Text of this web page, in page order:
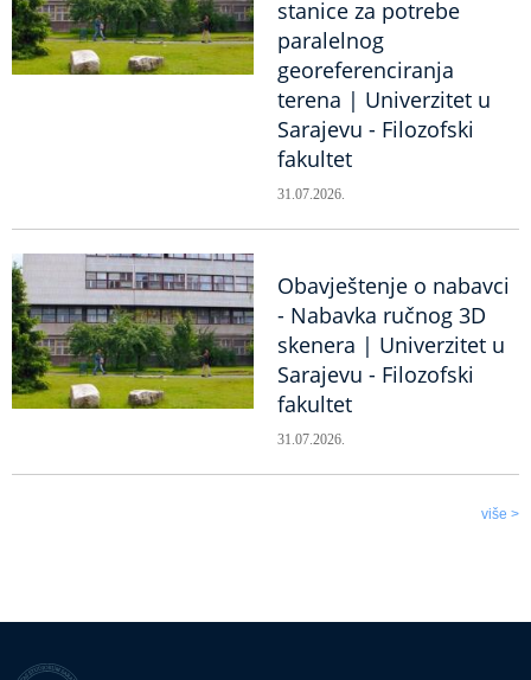
stanice za potrebe
paralelnog
georeferenciranja
terena | Univerzitet u
Sarajevu - Filozofski
fakultet
31.07.2026.
Obavještenje o nabavci
- Nabavka ručnog 3D
skenera | Univerzitet u
Sarajevu - Filozofski
fakultet
31.07.2026.
više >